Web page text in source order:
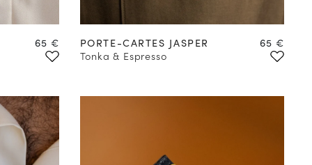
Prix
65 €
PORTE-CARTES JASPER
Tonka & Espresso
Prix
65 €